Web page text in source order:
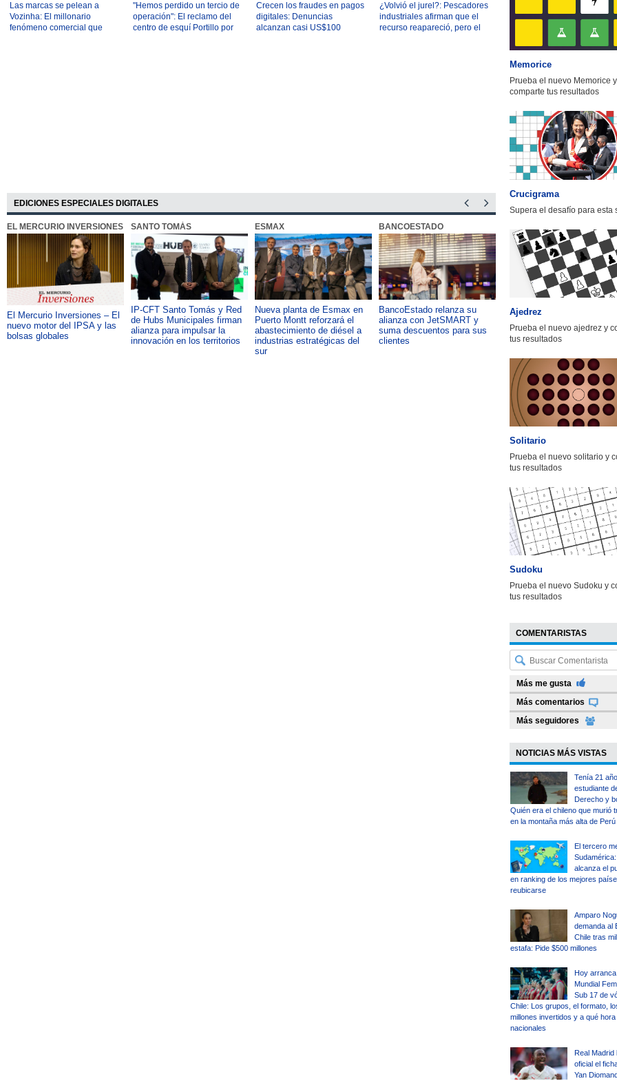
Las marcas se pelean a
Vozinha: El millonario
fenómeno comercial que
"Hemos perdido un tercio de
operación": El reclamo del
centro de esquí Portillo por
Crecen los fraudes en pagos
digitales: Denuncias
alcanzan casi US$100
¿Volvió el jurel?: Pescadores
industriales afirman que el
recurso reapareció, pero el
EDICIONES ESPECIALES DIGITALES
EL MERCURIO INVERSIONES
El Mercurio Inversiones – El
nuevo motor del IPSA y las
bolsas globales
SANTO TOMÁS
IP-CFT Santo Tomás y Red
de Hubs Municipales firman
alianza para impulsar la
innovación en los territorios
ESMAX
Nueva planta de Esmax en
Puerto Montt reforzará el
abastecimiento de diésel a
industrias estratégicas del
sur
BANCOESTADO
BancoEstado relanza su
alianza con JetSMART y
suma descuentos para sus
clientes
Capacitación como foco del
desarrollo país: OTIC de la
CChC lanza podcast sobre
impacto de formar talento
Memorice
Prueba el nuevo Memorice y
comparte tus resultados
Crucigrama
Supera el desafío para esta
Ajedrez
Prueba el nuevo ajedrez y
tus resultados
Solitario
Prueba el nuevo solitario y
tus resultados
Sudoku
Prueba el nuevo Sudoku y
tus resultados
COMENTARISTAS
Más me gusta
Más comentarios
Más seguidores
NOTICIAS MÁS VISTAS
Tenía 21
estudiante
Derecho y
Quién era el chileno que murió
en la montaña más alta de Perú
El tercero
alcanza el
en ranking de los mejores
reubicarse
Amparo
demanda al
Chile tras
estafa: Pide $500 millones
Hoy arranca
Mundial
Sub 17 de
Chile: Los grupos, el formato,
millones invertidos y a qué hora
nacionales
Real Madrid
oficial el
Yan